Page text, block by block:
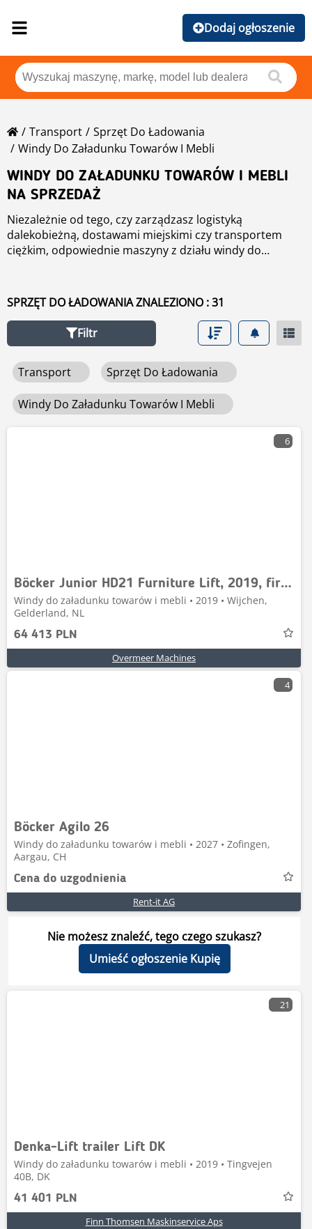
Dodaj ogłoszenie
Transport
Sprzęt Do Ładowania
Windy Do Załadunku Towarów I Mebli
WINDY DO ZAŁADUNKU TOWARÓW I MEBLI
NA SPRZEDAŻ
Niezależnie od tego, czy zarządzasz logistyką
dalekobieżną, dostawami miejskimi czy transportem
ciężkim, odpowiednie maszyny z działu windy do
załadunku towarów i mebli, w tym windy do załadunku
towarów i mebli, dostępnych od dealerów, operatorów
flot i firm transportowych w całym kraju i poza nim.
Nasza platforma umożliwia porównanie pojazdów
technicznych oraz bezpośredni kontakt ze
niezawodne i opłacalne rozwiązania transportowe.
Zacznij przeglądać już dziś i odkryj wysokiej jakości
maszyny w kategorii windy do załadunku towarów i
mebli, które zapewnią płynność Twoich działań.
SPRZĘT DO ŁADOWANIA ZNALEZIONO : 31
Filtr
Transport Sprzęt Do Ładowania
Windy Do Załadunku Towarów I Mebli
6
Böcker Junior HD21 Furniture Lift, 2019, first owner
Windy do załadunku towarów i mebli • 2019 • Wijchen,
Gelderland, NL
64 413 PLN
Overmeer Machines
4
Böcker Agilo 26
Windy do załadunku towarów i mebli • 2027 • Zofingen,
Aargau, CH
Cena do uzgodnienia
Rent-it AG
Nie możesz znaleźć, tego czego szukasz?
Umieść ogłoszenie Kupię
21
Denka-Lift trailer Lift DK
Windy do załadunku towarów i mebli • 2019 • Tingvejen
40B, DK
41 401 PLN
Finn Thomsen Maskinservice Aps